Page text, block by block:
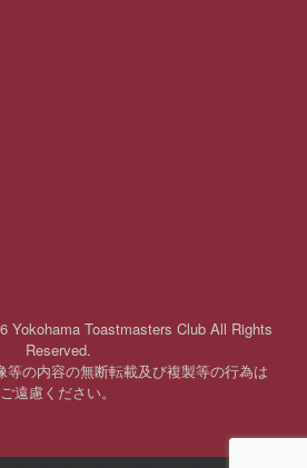
Yokohama Toastmasters Club All Rights
Reserved.
等の内容の無断転載及び複製等の行為は
ご遠慮ください。